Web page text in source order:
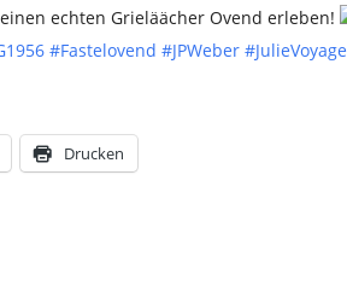
echten Grieläächer Ovend erleben!
#Fastelovend #JPWeber #JulieVoyage
Drucken